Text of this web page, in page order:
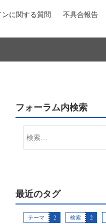
に関する質問 不具合報告
フォーラム内検索
最近のタグ
テーマ 2 検索 2